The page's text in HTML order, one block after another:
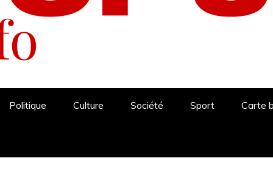
Politique Culture Société Sport Carte